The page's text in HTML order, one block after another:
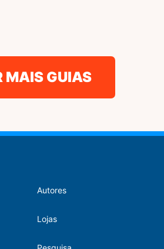
MAIS GUIAS
Autores
Lojas